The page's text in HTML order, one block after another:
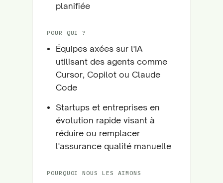
planifiée
POUR QUI ?
Équipes axées sur l'IA
utilisant des agents comme
Cursor, Copilot ou Claude
Code
Startups et entreprises en
évolution rapide visant à
réduire ou remplacer
l'assurance qualité manuelle
POURQUOI NOUS LES AIMONS